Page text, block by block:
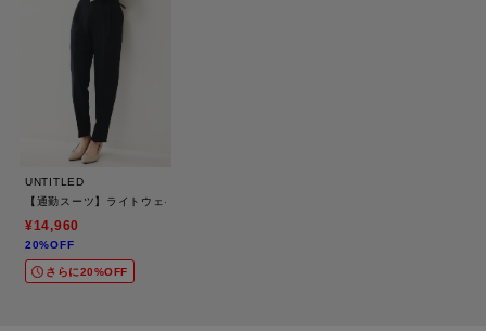
スジャケット（商品番号：153－43101）とのセットアップです。
・ポケット数：横×2
・後ろファスナー
・裏地あり
※この製品は、太陽光線中の紫外線（UV）を通しにくくします。この効果は
永久的ではありません。
UNTITLED
【通勤スーツ】ライトウェイト テーパードパンツ
¥14,960
20%OFF
さらに20%OFF